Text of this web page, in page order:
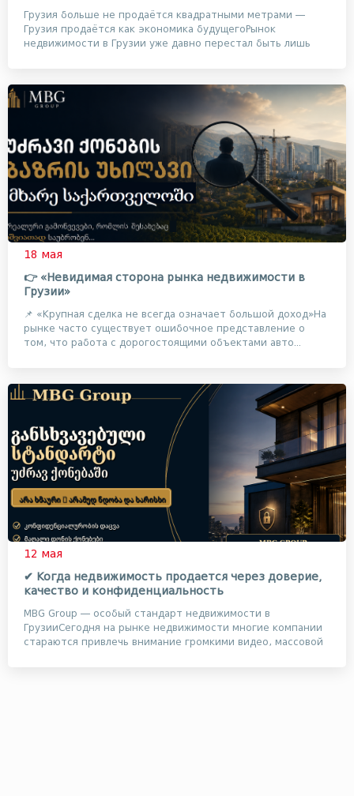
Грузия больше не продаётся квадратными метрами —
Грузия продаётся как экономика будущегоРынок
недвижимости в Грузии уже давно перестал быть лишь
18 мая
👉 «Невидимая сторона рынка недвижимости в
Грузии»
📌 «Крупная сделка не всегда означает большой доход»На
рынке часто существует ошибочное представление о
том, что работа с дорогостоящими объектами авто...
12 мая
✔ Когда недвижимость продается через доверие,
качество и конфиденциальность
MBG Group — особый стандарт недвижимости в
ГрузииСегодня на рынке недвижимости многие компании
стараются привлечь внимание громкими видео, массовой